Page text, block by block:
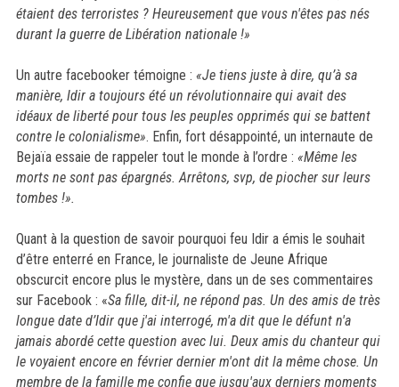
étaient des terroristes ? Heureusement que vous n'êtes pas nés
durant la guerre de Libération nationale !»
Un autre facebooker témoigne : «Je tiens juste à dire, qu’à sa
manière, Idira toujours été un révolutionnaire qui avait des
idéaux de liberté pour tous les peuples opprimés qui se battent
contre le colonialisme». Enfin, fort désappointé, un internaute de
Bejaïa essaie de rappeler tout le monde à l’ordre : «Même les
morts ne sont pas épargnés. Arrêtons, svp, de piocher sur leurs
tombes !».
Quant à la question de savoir pourquoi feu Idira émis le souhait
d’être enterré en France, le journaliste de Jeune Afrique
obscurcit encore plus le mystère, dans un de ses commentaires
sur Facebook : «Sa fille, dit-il, ne répond pas. Un des amis de très
longue date d’Idirque j'ai interrogé, m'a dit que le défunt n'a
jamais abordé cette question avec lui. Deux amis du chanteur qui
le voyaient encore en février dernier m'ont dit la même chose. Un
membre de la famille me confie que jusqu'aux derniers moments